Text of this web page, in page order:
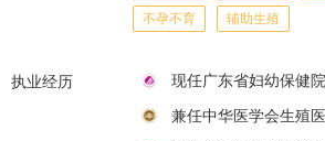
不孕不育 辅助生殖
执业经历 现任广东省妇幼保健
兼任中华医学会生殖